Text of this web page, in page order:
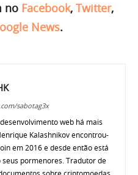
no Facebook, Twitter,
News.
sabotag3x
web há mais
Kalashnikov encontrou-
em 2016 e desde então está
seus pormenores. Tradutor de